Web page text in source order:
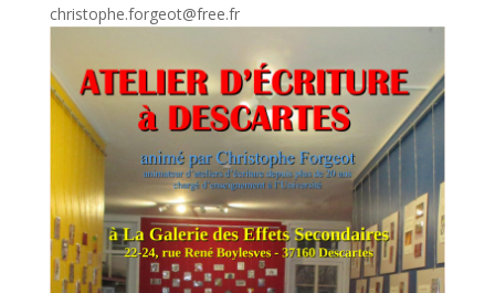
christophe.forgeot@free.fr